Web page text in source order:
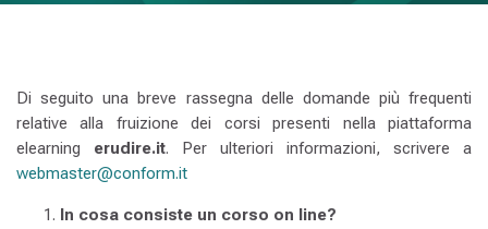
Di seguito una breve rassegna delle domande più frequenti
relative alla fruizione dei corsi presenti nella piattaforma
elearning erudire.it. Per ulteriori informazioni, scrivere a
webmaster@conform.it
In cosa consiste un corso on line?